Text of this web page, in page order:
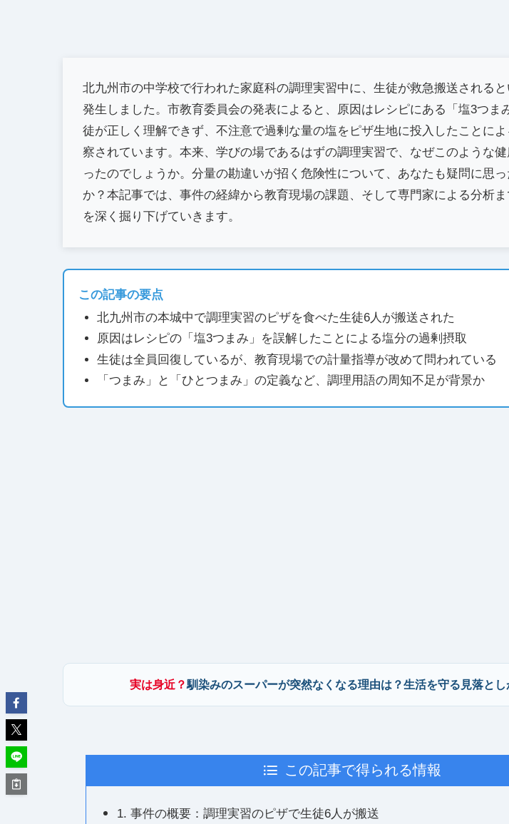
北九州市の中学校で行われた家庭科の調理実習中に、生徒が救急搬送される
発生しました。市教育委員会の発表によると、原因はレシピにある「塩3つま
徒が正しく理解できず、不注意で過剰な量の塩をピザ生地に投入したことに
察されています。本来、学びの場であるはずの調理実習で、なぜこのような
ったのでしょうか。分量の勘違いが招く危険性について、あなたも疑問に思
か？本記事では、事件の経緯から教育現場の課題、そして専門家による分析
を深く掘り下げていきます。
この記事の要点
北九州市の本城中で調理実習のピザを食べた生徒6人が搬送された
原因はレシピの「塩3つまみ」を誤解したことによる塩分の過剰摂取
生徒は全員回復しているが、教育現場での計量指導が改めて問われている
「つまみ」と「ひとつまみ」の定義など、調理用語の周知不足が背景か
実は身近？馴染みのスーパーが突然なくなる理由は？生活を守る見落と
この記事で得られる情報
1. 事件の概要：調理実習のピザで生徒6人が搬送